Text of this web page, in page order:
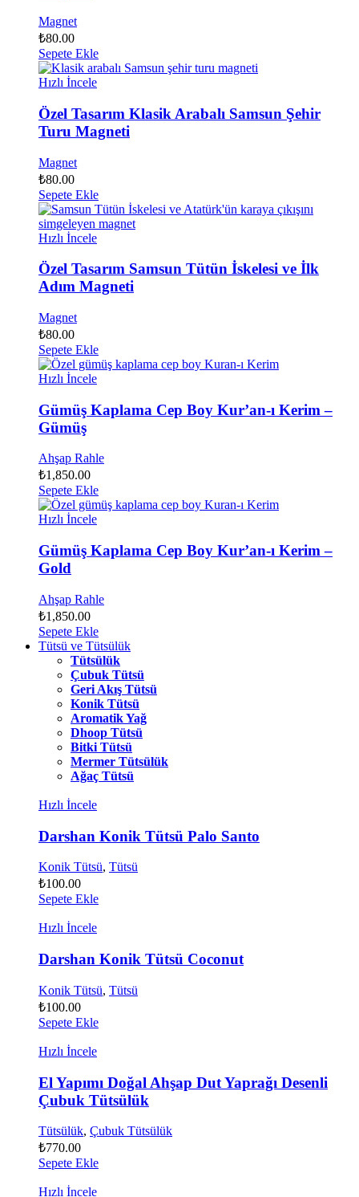
Magnet
₺80.00
Sepete Ekle
Hızlı İncele
Özel Tasarım Klasik Arabalı Samsun Şehir
Turu Magneti
Magnet
₺80.00
Sepete Ekle
Hızlı İncele
Özel Tasarım Samsun Tütün İskelesi ve İlk
Adım Magneti
Magnet
₺80.00
Sepete Ekle
Hızlı İncele
Gümüş Kaplama Cep Boy Kur’an-ı Kerim –
Gümüş
Ahşap Rahle
₺1,850.00
Sepete Ekle
Hızlı İncele
Gümüş Kaplama Cep Boy Kur’an-ı Kerim –
Gold
Ahşap Rahle
₺1,850.00
Sepete Ekle
Tütsü ve Tütsülük
Tütsülük
Çubuk Tütsü
Geri Akış Tütsü
Konik Tütsü
Aromatik Yağ
Dhoop Tütsü
Bitki Tütsü
Mermer Tütsülük
Ağaç Tütsü
Hızlı İncele
Darshan Konik Tütsü Palo Santo
Konik Tütsü, Tütsü
₺100.00
Sepete Ekle
Hızlı İncele
Darshan Konik Tütsü Coconut
Konik Tütsü, Tütsü
₺100.00
Sepete Ekle
Hızlı İncele
El Yapımı Doğal Ahşap Dut Yaprağı Desenli
Çubuk Tütsülük
Tütsülük, Çubuk Tütsülük
₺770.00
Sepete Ekle
Hızlı İncele